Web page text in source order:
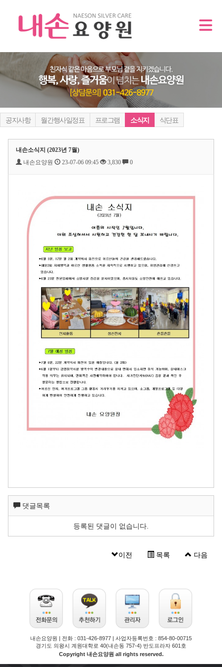
공지사항 월간행사일정표 프로그램 소식지 식단표
내손소식지 (2023년 7월)
내손요양원
23-07-06 09:45 3,830 0
댓글목록
등록된 댓글이 없습니다.
이전 목록 다음
내손요양원 | 전화 : 031-426-8977 | 사업자등록번호 : 854-80-00715
경기도 의왕시 계원대학로 40(내손동 757-4) 반도프라자 601호
Copyright 내손요양원 all rights reserved.